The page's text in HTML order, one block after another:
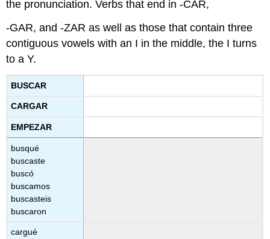
the pronunciation. Verbs that end in -CAR,
-GAR, and -ZAR as well as those that contain three
contiguous vowels with an I in the middle, the I turns
to a Y.
BUSCAR
CARGAR
EMPEZAR
busqué
buscaste
buscó
buscamos
buscasteis
buscaron
cargué